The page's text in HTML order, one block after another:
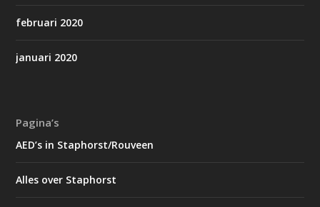
februari 2020
januari 2020
Pagina’s
AED’s in Staphorst/Rouveen
Alles over Staphorst